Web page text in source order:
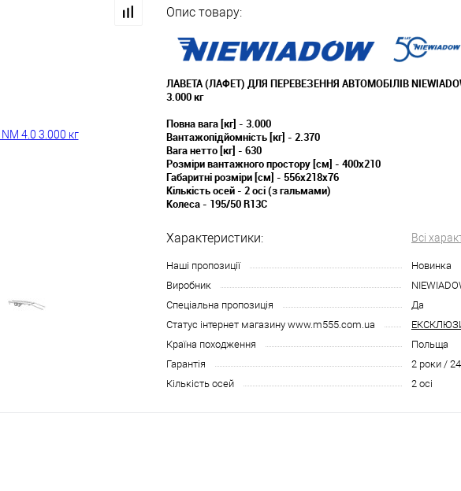
Опис товару:
ЛАВЕТА (ЛАФЕТ) ДЛЯ ПЕРЕВЕЗЕННЯ АВТОМОБІЛІВ
3.000 кг
Повна вага [кг] - 3.000
Вантажопідйомність [кг] - 2.370
Вага нетто [кг] - 630
Розміри вантажного простору [см] - 400x210
Габаритні розміри [см] - 556x218x76
Кількість осей - 2 осі (з гальмами)
Колеса - 195/50 R13C
Характеристики: Всі
Наші пропозиції
Новинка
Виробник
Спеціальна пропозиція
Да
Статус інтернет магазину www.m555.com.ua
Країна походження
Польща
Гарантія
2 роки / 24
Кількість осей
2 осі